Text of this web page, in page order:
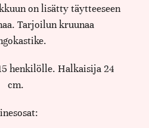
on lisätty täytteeseen
Tarjoilun kruunaa
henkilölle. Halkaisija 24
cm.